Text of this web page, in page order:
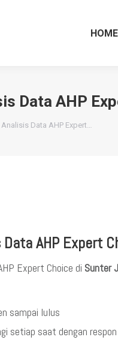
HOME
Data AHP
Data AHP Expert…
AHP Expert
Expert Choice di Sunter
sampai lulus
setiap saat dengan